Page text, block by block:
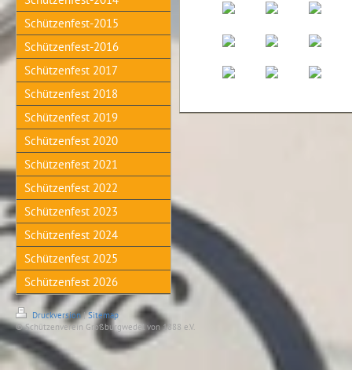
Schützenfest-2015
Schützenfest-2016
Schützenfest 2017
Schützenfest 2018
Schützenfest 2019
Schützenfest 2020
Schützenfest 2021
Schützenfest 2022
Schützenfest 2023
Schützenfest 2024
Schützenfest 2025
Schützenfest 2026
Druckversion| Sitemap
© Schützenverein Großburgwedel von 1888 e.V.